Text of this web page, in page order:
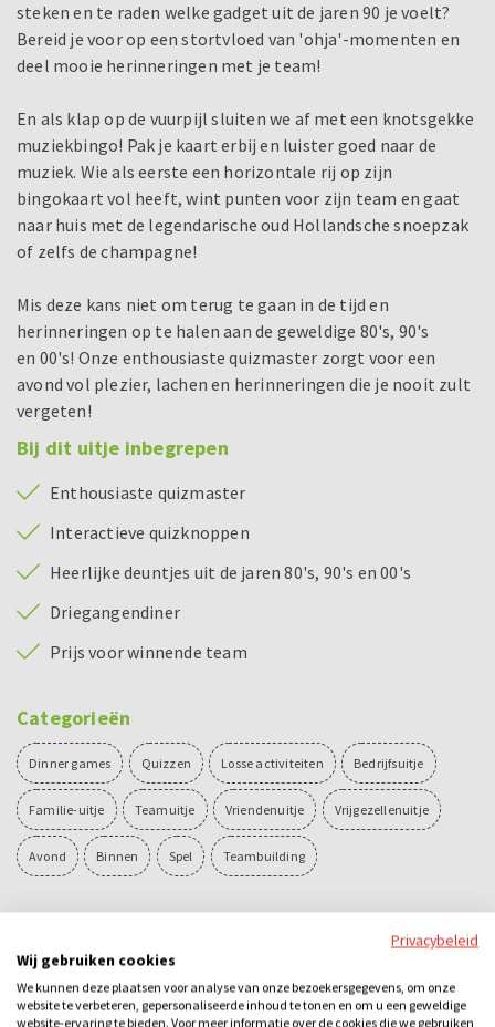
steken en te raden welke gadget uit de jaren 90 je voelt?
Bereid je voor op een stortvloed van 'ohja'-momenten en
deel mooie herinneringen met je team!
En als klap op de vuurpijl sluiten we af met een knotsgekke
muziekbingo! Pak je kaart erbij en luister goed naar de
muziek. Wie als eerste een horizontale rij op zijn
bingokaart vol heeft, wint punten voor zijn team en gaat
naar huis met de legendarische oud Hollandsche snoepzak
of zelfs de champagne!
Mis deze kans niet om terug te gaan in de tijd en
herinneringen op te halen aan de geweldige 80's, 90's
en 00's! Onze enthousiaste quizmaster zorgt voor een
avond vol plezier, lachen en herinneringen die je nooit zult
vergeten!
Bij dit uitje inbegrepen
Enthousiaste quizmaster
Interactieve quizknoppen
Heerlijke deuntjes uit de jaren 80's, 90's en 00's
Driegangendiner
Prijs voor winnende team
Categorieën
Dinner games Quizzen Losse activiteiten Bedrijfsuitje
Familie-uitje Teamuitje Vriendenuitje Vrijgezellenuitje
Avond Binnen Spel Teambuilding
Privacybeleid
Wij gebruiken cookies
We kunnen deze plaatsen voor analyse van onze bezoekersgegevens, om onze
website te verbeteren, gepersonaliseerde inhoud te tonen en om u een geweldige
website-ervaring te bieden. Voor meer informatie over de cookies die we gebruiken